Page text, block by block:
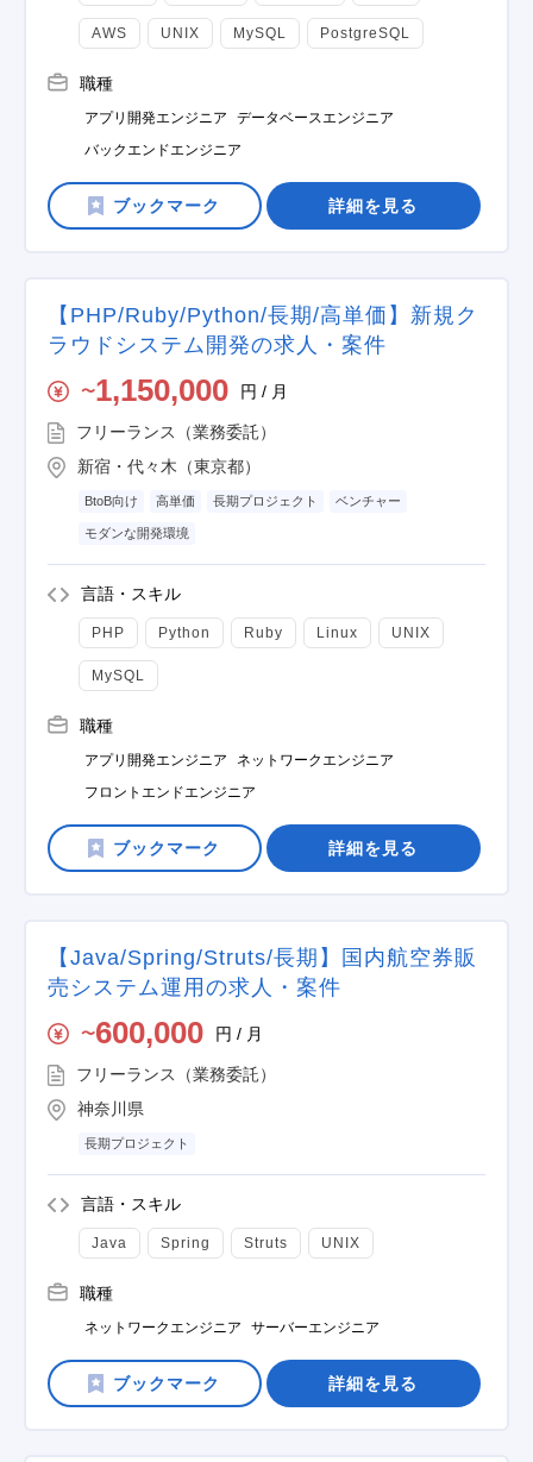
AWS UNIX MySQL PostgreSQL
職種
アプリ開発エンジニア
データベースエンジニア
バックエンドエンジニア
詳細を見る
【PHP/Ruby/Python/長期/高単価】新規ク
ラウドシステム開発の求人・案件
〜1,150,000 円 / 月
フリーランス（業務委託）
新宿・代々木（東京都）
BtoB向け 高単価 長期プロジェクト ベンチャー
モダンな開発環境
言語・スキル
PHP Python Ruby Linux UNIX
MySQL
職種
アプリ開発エンジニア
ネットワークエンジニア
フロントエンドエンジニア
詳細を見る
【Java/Spring/Struts/長期】国内航空券販
売システム運用の求人・案件
〜600,000 円 / 月
フリーランス（業務委託）
神奈川県
長期プロジェクト
言語・スキル
Java Spring Struts UNIX
職種
ネットワークエンジニア サーバーエンジニア
詳細を見る